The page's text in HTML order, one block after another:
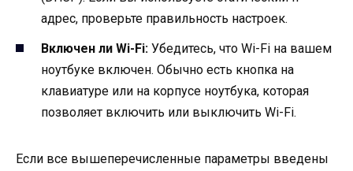
адрес, проверьте правильность настроек.
Включен ли Wi-Fi: Убедитесь, что Wi-Fi на вашем
ноутбуке включен. Обычно есть кнопка на
клавиатуре или на корпусе ноутбука, которая
позволяет включить или выключить Wi-Fi.
Если все вышеперечисленные параметры введены